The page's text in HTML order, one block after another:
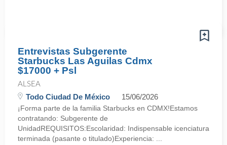
Entrevistas Subgerente
Starbucks Las Aguilas Cdmx
$17000 + Psl
ALSEA
Todo Ciudad De México 15/06/2026
¡Forma parte de la familia Starbucks en CDMX!Estamos
contratando: Subgerente de
UnidadREQUISITOS:Escolaridad: Indispensable icenciatura
terminada (pasante o titulado)Experiencia: ...